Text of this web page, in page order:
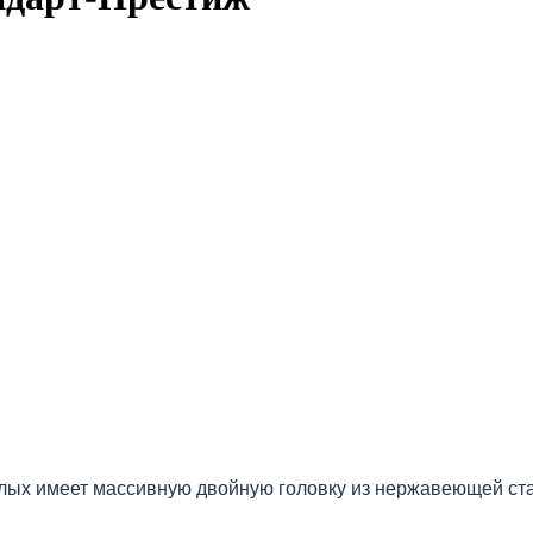
имеет массивную двойную головку из нержавеющей